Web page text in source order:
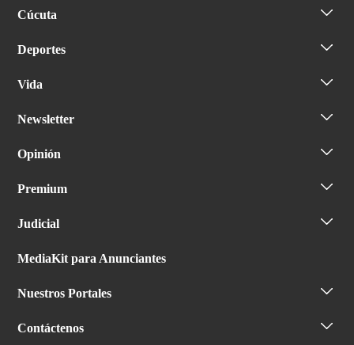
Cúcuta
Deportes
Vida
Newsletter
Opinión
Premium
Judicial
MediaKit para Anunciantes
Nuestros Portales
Contáctenos